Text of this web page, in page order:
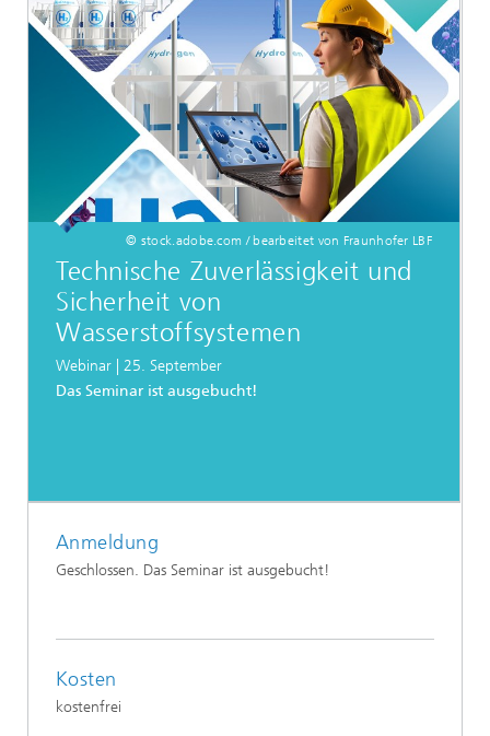
© stock.adobe.com / bearbeitet von Fraunhofer LBF
Technische Zuverlässigkeit und
Sicherheit von
Wasserstoffsystemen
Webinar | 25. September
Das Seminar ist ausgebucht!
Anmeldung
Geschlossen. Das Seminar ist ausgebucht!
Kosten
kostenfrei